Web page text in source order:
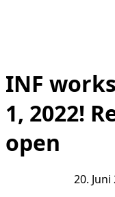
INF
1, 2022!
open
20. Juni